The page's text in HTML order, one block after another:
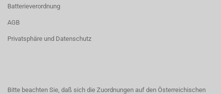
Batterieverordnung
AGB
Privatsphäre und Datenschutz
Bitte beachten Sie, daß sich die Zuordnungen auf den Österreichischen